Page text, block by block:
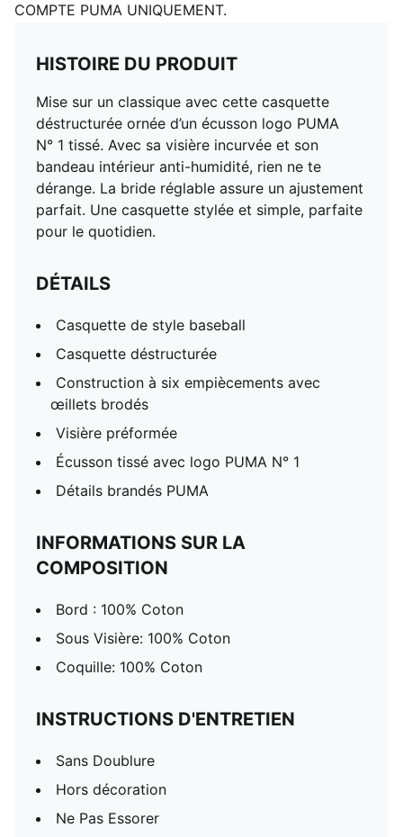
COMPTE PUMA UNIQUEMENT.
HISTOIRE DU PRODUIT
Mise sur un classique avec cette casquette
déstructurée ornée d’un écusson logo PUMA
N° 1 tissé. Avec sa visière incurvée et son
bandeau intérieur anti-humidité, rien ne te
dérange. La bride réglable assure un ajustement
parfait. Une casquette stylée et simple, parfaite
pour le quotidien.
DÉTAILS
Casquette de style baseball
Casquette déstructurée
Construction à six empiècements avec
œillets brodés
Visière préformée
Écusson tissé avec logo PUMA N° 1
Détails brandés PUMA
INFORMATIONS SUR LA
COMPOSITION
Bord : 100% Coton
Sous Visière: 100% Coton
Coquille: 100% Coton
INSTRUCTIONS D'ENTRETIEN
Sans Doublure
Hors décoration
Ne Pas Essorer